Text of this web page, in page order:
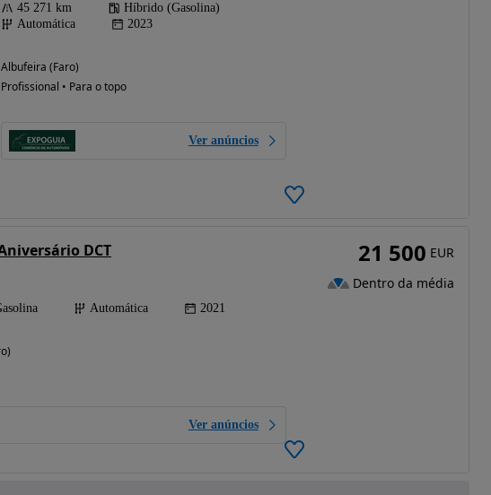
45 271 km
Híbrido (Gasolina)
Automática
2023
Albufeira (Faro)
Profissional • Para o topo
Ver anúncios
DCT
Automática 2021
Ver anúncios
21 500 EUR
Dentro da média